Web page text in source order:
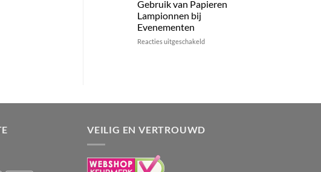
lampionnen
onvergetelijke
Gebruik van Papieren
Lampionnen bij
Evenementen
Reacties uitgeschakeldvoor
Een
het
VEILIG EN VERTROUWD